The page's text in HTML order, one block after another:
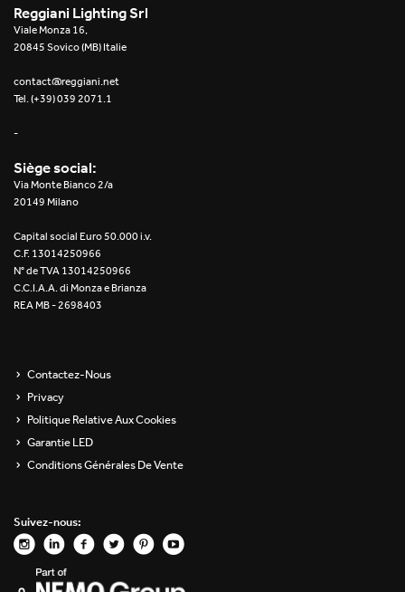
Envios IP66
Incline Dark Performance
Mosaico Easy-IOS
Re Low LED
Roll IOS
Unit 1X
Unit Channel
Unit Round
Yori Evo 48V
Yori Evo Box
Reggiani Lighting Srl
Viale Monza 16,
20845 Sovico (MB) Italie
contact@reggiani.net
Tel. (+39) 039 2071.1
-
Siège social:
Via Monte Bianco 2/a
20149 Milano
Capital social Euro 50.000 i.v.
C.F. 13014250966
N° de TVA 13014250966
C.C.I.A.A. di Monza e Brianza
REA MB - 2698403
Contactez-Nous
Privacy
Politique Relative Aux Cookies
Garantie LED
Conditions Générales De Vente
Suivez-nous: